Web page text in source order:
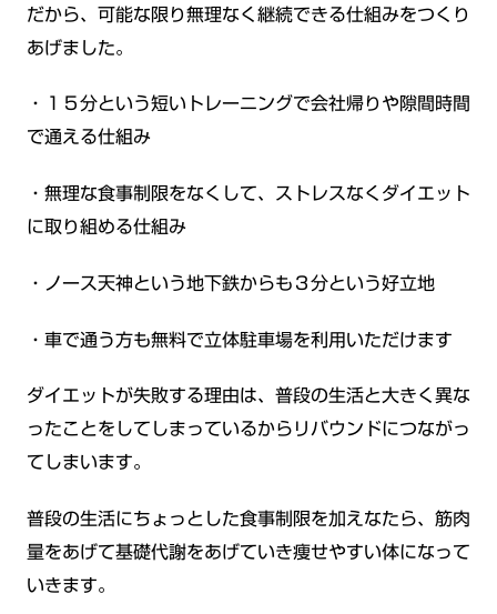
だから、可能な限り無理なく継続できる仕組みをつくり
あげました。
・１５分という短いトレーニングで会社帰りや隙間時間
で通える仕組み
・無理な食事制限をなくして、ストレスなくダイエット
に取り組める仕組み
・ノース天神という地下鉄からも３分という好立地
・車で通う方も無料で立体駐車場を利用いただけます
ダイエットが失敗する理由は、普段の生活と大きく異な
ったことをしてしまっているからリバウンドにつながっ
てしまいます。
普段の生活にちょっとした食事制限を加えなたら、筋肉
量をあげて基礎代謝をあげていき痩せやすい体になって
いきます。